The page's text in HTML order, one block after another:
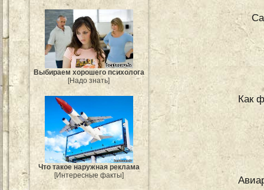
Выбираем хорошего психолога
[Надо знать]
Что такое наружная реклама
[Интересные факты]
Как